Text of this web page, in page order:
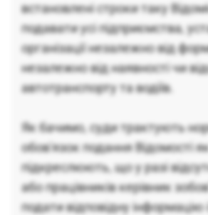
встановлені строки таку
подавати усі підприємства,
організації незалежно від
незалежно від наявності чи
автотранспорту та водіїв.
Як бачимо, суди трактують
обов'язок подання Відомості як
підкреслюють, що у разі
або працівників керівник
подати відповідну